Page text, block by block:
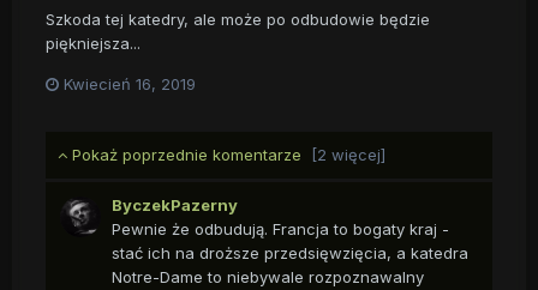
Szkoda tej katedry, ale może po odbudowie będzie
piękniejsza...
Kwiecień 16, 2019
Pokaż poprzednie komentarze [2 więcej]
ByczekPazerny
Pewnie że odbudują. Francja to bogaty kraj -
stać ich na droższe przedsięwzięcia, a katedra
Notre-Dame to niebywale rozpoznawalny